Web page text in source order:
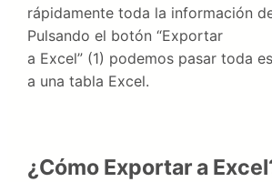
rápidamente toda la información
Pulsando el botón “Exportar
a Excel” (1) podemos pasar toda
a una tabla Excel.
¿Cómo Exportar a